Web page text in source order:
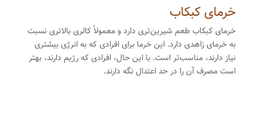
خرمای کبکاب
خرمای کبکاب طعم شیرین‌تری دارد و معمولاً کالری بالاتری نسبت
به خرمای زاهدی دارد. این خرما برای افرادی که به انرژی بیشتری
نیاز دارند، مناسب‌تر است. با این حال، افرادی که رژیم دارند، بهتر
است مصرف آن را در حد اعتدال نگه دارند.